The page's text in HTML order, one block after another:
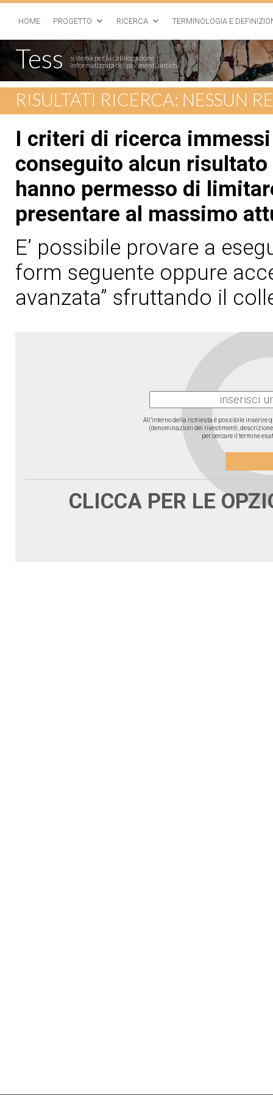
HOME PROGETTO RICERCA TERMINOLOGIA E
Tess
sistema per la catalogazione
informatizzata dei pavimenti antichi
RISULTATI RICERCA: NESSUN
I criteri di ricerca
conseguito alcun
hanno permesso di
presentare al massimo
E’ possibile provare a
form seguente oppure
avanzata” sfruttando il
All’interno della richiesta è possibile inserire
(denominazioni dei rivestimenti, descrizione
per cercare il termine
CLICCA PER LE